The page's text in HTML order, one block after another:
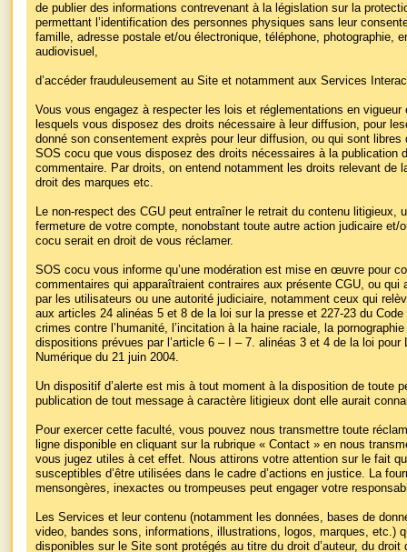
de publier des informations contrevenant à la législation sur la
permettant l’identification des personnes physiques sans leur
famille, adresse postale et/ou électronique, téléphone, photographie,
audiovisuel,
d’accéder frauduleusement au Site et notamment aux Services
Vous vous engagez à respecter les lois et réglementations en vigueur
lesquels vous disposez des droits nécessaire à leur diffusion, pour
donné son consentement exprès pour leur diffusion, ou qui sont
SOS cocu que vous disposez des droits nécessaires à la publication
commentaire. Par droits, on entend notamment les droits relevant de
droit des marques etc.
Le non-respect des CGU peut entraîner le retrait du contenu litigieux,
fermeture de votre compte, nonobstant toute autre action judicaire et/
cocu serait en droit de vous réclamer.
SOS cocu vous informe qu’une modération est mise en œuvre pour
commentaires qui apparaîtraient contraires aux présente CGU, ou
par les utilisateurs ou une autorité judiciaire, notamment ceux qui
aux articles 24 alinéas 5 et 8 de la loi sur la presse et 227-23 du Code
crimes contre l’humanité, l’incitation à la haine raciale, la
dispositions prévues par l’article 6 – I – 7. alinéas 3 et 4 de la loi pour
Numérique du 21 juin 2004.
Un dispositif d’alerte est mis à tout moment à la disposition de toute
publication de tout message à caractère litigieux dont elle aurait
Pour exercer cette faculté, vous pouvez nous transmettre toute
ligne disponible en cliquant sur la rubrique « Contact » en nous
vous jugez utiles à cet effet. Nous attirons votre attention sur le fait
susceptibles d’être utilisées dans le cadre d’actions en justice. La
mensongères, inexactes ou trompeuses peut engager votre
Les Services et leur contenu (notamment les données, bases de
video, bandes sons, informations, illustrations, logos, marques, etc.)
disponibles sur le Site sont protégés au titre du droit d’auteur, du